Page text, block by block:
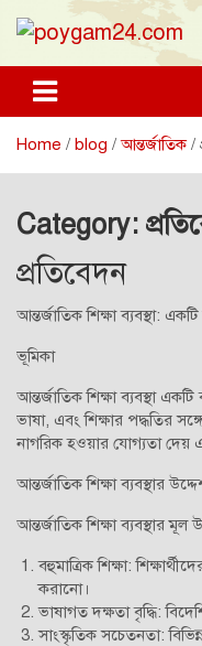
Home blog আন্তর্জাতিক
Category:
প্রতিবেদন
আন্তর্জাতিক শিক্ষা ব্যবস্থা:
ভূমিকা
আন্তর্জাতিক শিক্ষা ব্যবস্থা একটি
ভাষা, এবং শিক্ষার পদ্ধতির
নাগরিক হওয়ার যোগ্যতা দেয়
আন্তর্জাতিক শিক্ষা ব্যবস্থার
আন্তর্জাতিক শিক্ষা ব্যবস্থার মূল
বহুমাত্রিক শিক্ষা:
করানো।
ভাষাগত দক্ষতা বৃদ্ধি:
সাংস্কৃতিক সচেতনতা: